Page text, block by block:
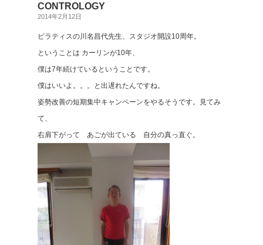
CONTROLOGY
2014年2月12日
ピラティスの川名昌代先生、スタジオ開設10周年。
ということは カーリンが10年、
僕は7年続けているということです。
僕はいいよ。。。と出遅れたんですね。
姿勢改善の短期集中キャンペーンをやるそうです。見てみ
て、
右肩下がって あごが出ている 自分の真っ直ぐ。